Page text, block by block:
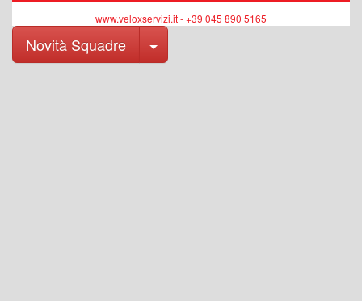
www.veloxservizi.it - +39 045 890 5165
Novità Squadre Toggle Dropdown